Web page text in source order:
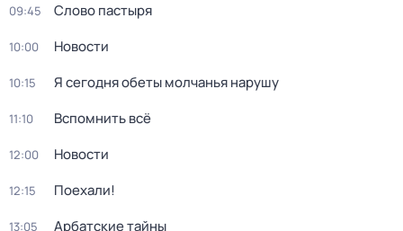
09:45 Слово пастыря
10:00 Новости
10:15 Я сегодня обеты молчанья нарушу
11:10 Вспомнить всё
12:00 Новости
12:15 Поехали!
13:05 Арбатские тайны